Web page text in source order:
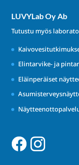
LUVYLab Oy Ab
Tutustu myös
Elintarvike- ja
Eläinperäiset